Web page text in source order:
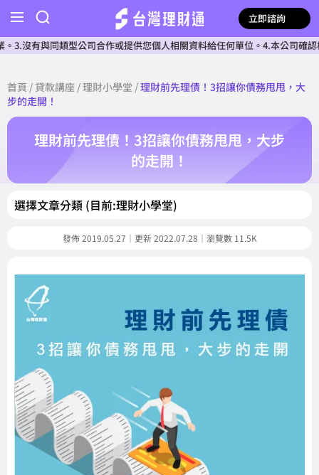
立即諮詢
型公司合作或提供您個人相關資料給任何單位。4.本公司確認核貸前不
首頁 / 貸款講座 /理財小學堂 /理財前先理債！3招讓你債務甩甩，大
步的走開！
理財前先理債！3招讓你債務甩甩，大步
的走開！
選擇文章分類 (目前:理財小學堂)
發佈 2019.05.27｜更新 2022.07.28｜瀏覽數 11.5K